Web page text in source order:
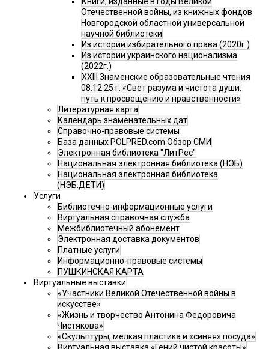
Отечественной войны, из книжных фондов
Новгородской областной универсальной
научной библиотеки
Из истории избирательного права (2020г.)
Из истории украинского национализма
(2022г.)
XXIII Знаменские образовательные чтения
08.12.25 г. «Свет разума и чистота души:
путь к просвещению и нравственности»
Литературная карта
Календарь знаменательных дат
Справочно-правовые системы
База данных POLPRED.com Обзор СМИ
Электронная библиотека "ЛитРес"
Национальная электронная библиотека (НЭБ)
Национальная электронная библиотека
(НЭБ.ДЕТИ)
Услуги
Библиотечно-информационные услуги
Виртуальная справочная служба
Межбиблиотечный абонемент
Электронная доставка документов
Платные услуги
Информационно-правовые системы
ПУШКИНСКАЯ КАРТА
Виртуальные выставки
«Участники Великой Отечественной войны в
искусстве»
«Жизнь и творчество Антонина Федоровича
Чистякова»
«Скульптуры, мелкая пластика и «синяя» посуда»